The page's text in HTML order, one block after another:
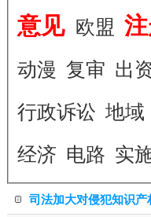
意见 欧盟
动漫 复审 出
行政诉讼 地域
经济 电路 实
司法加大对侵犯知识产